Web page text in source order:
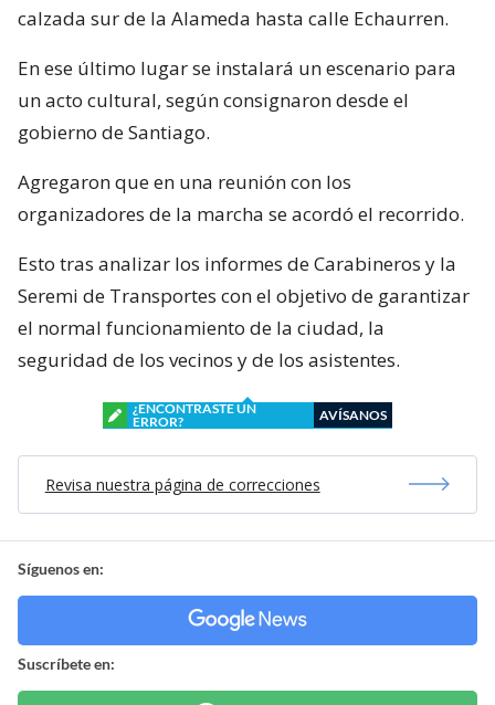
calzada sur de la Alameda hasta calle Echaurren.
En ese último lugar se instalará un escenario para
un acto cultural, según consignaron desde el
gobierno de Santiago.
Agregaron que en una reunión con los
organizadores de la marcha se acordó el recorrido.
Esto tras analizar los informes de Carabineros y la
Seremi de Transportes con el objetivo de garantizar
el normal funcionamiento de la ciudad, la
seguridad de los vecinos y de los asistentes.
¿ENCONTRASTE UN
ERROR?
AVÍSANOS
Revisa nuestra página de correcciones
Síguenos en:
Suscríbete en: